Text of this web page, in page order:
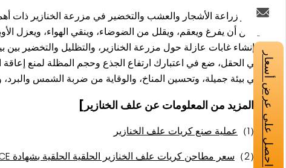
تعتبر زراعة الأشجار والعشب والتخضير في مزرعة الخنازير ذات
يمكن أن يفرغ ويعقم، ويقلل من الضوضاء، وينقي الهواء، ويعزل
وإنشاء غابات عازلة حول مزرعة الخنازير، والتظليل والتخضير
في الحقل، ضع في اعتبارك ارتفاع الجذع وحجم المظلة لمنع
في بيئة جميلة، وتحسين المناخ، والوقاية من ضربة الشمس
[المزيد من المعلومات عن علف الخنازير]
（1）
عملية صنع كريات علف الخنازير
（2）
سعر مطاحن كريات علف الخنازير الحلقية الحلقية بشهادة CE
احصل على عرض أسعار